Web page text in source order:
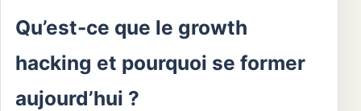
Qu’est-ce que le growth
hacking et pourquoi se former
aujourd’hui ?